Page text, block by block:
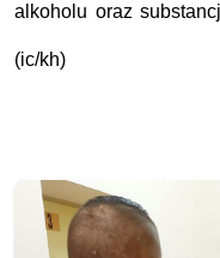
alkoholu oraz
(ic/kh)